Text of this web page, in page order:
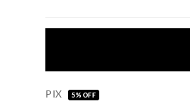
PIX 5% OFF